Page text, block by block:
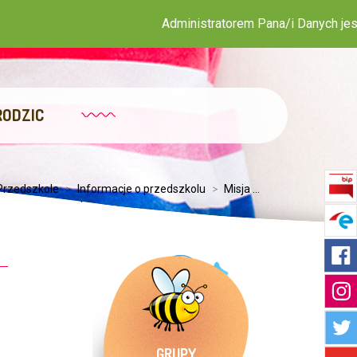
Administratorem Pana/i Danych jest
> Informacje o przedszkolu > Misja ...